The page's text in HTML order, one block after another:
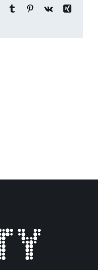
Tumblr Pinterest
Vk
Xing